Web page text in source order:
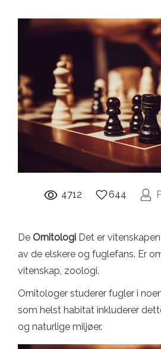
4712 644
De Ornitologi Det er
av de elskere og fuglefans. Er
vitenskap, zoologi.
Ornitologer studerer fugler i
som helst habitat inkluderer
og naturlige miljøer.